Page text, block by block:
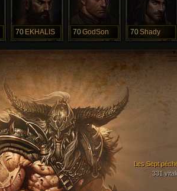
70 EKHALIS 70GodSon 70Shady
Les Sept
331